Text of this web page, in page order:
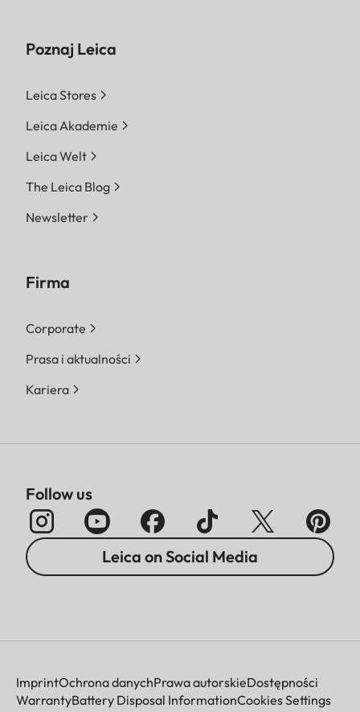
Poznaj Leica
Leica Stores
Leica Akademie
Leica Welt
The Leica Blog
Newsletter
Firma
Corporate
Prasa i aktualności
Kariera
Follow us
Leica on Social Media
ImprintOchrona danychPrawa autorskieDostępności
WarrantyBattery Disposal InformationCookies Settings